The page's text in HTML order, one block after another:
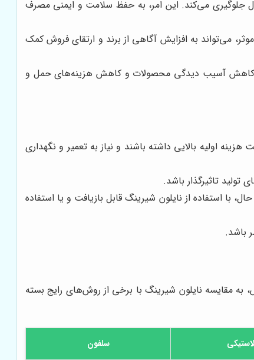
جلوگیری می‌کند. این امر، به حفظ سلامت و ایمنی مصرف
می‌تواند به افزایش آگاهی از برند و ارتقای فروش کمک
کاهش آسیب دیدگی محصولات و کاهش هزینه‌های حمل و
اولیه بالایی داشته باشند و نیاز به تعمیر و نگهداری
تولید تاثیرگذار باشد.
استفاده از نایلون شیرینگ قابل بازیافت و یا استفاده
باشد.
مقایسه نایلون شیرینگ با برخی از روش‌های رایج بسته
سلفون